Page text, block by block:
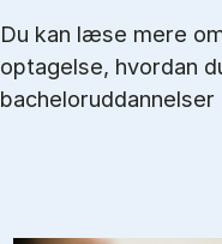
Du kan læse mere
optagelse, hvordan